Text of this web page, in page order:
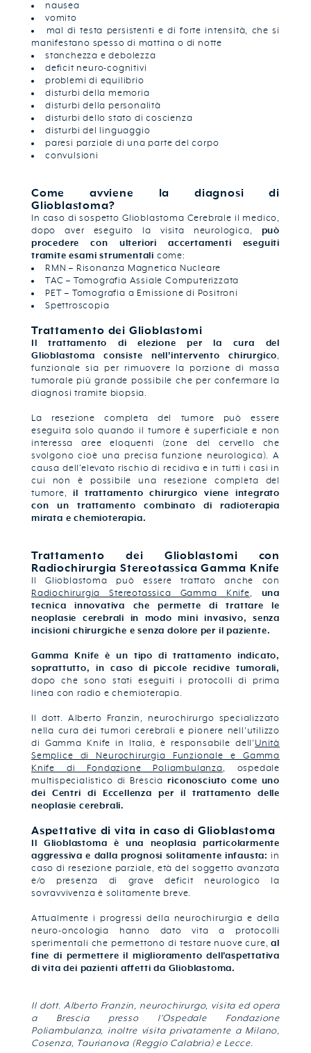
nausea
vomito
mal di testa persistenti e di forte intensità, che si
manifestano spesso di mattina o di notte
stanchezza e debolezza
deficit neuro-cognitivi
problemi di equilibrio
disturbi della memoria
disturbi della personalità
disturbi dello stato di coscienza
disturbi del linguaggio
paresi parziale di una parte del corpo
convulsioni
Come avviene la diagnosi di
Glioblastoma?
In caso di sospetto Glioblastoma Cerebrale il medico,
dopo aver eseguito la visita neurologica, può
procedere con ulteriori accertamenti eseguiti
tramite esami strumentali come:
RMN – Risonanza Magnetica Nucleare
TAC – Tomografia Assiale Computerizzata
PET – Tomografia a Emissione di Positroni
Spettroscopia
Trattamento dei Glioblastomi
Il trattamento di elezione per la cura del
Glioblastoma consiste nell'intervento chirurgico,
funzionale sia per rimuovere la porzione di massa
tumorale più grande possibile che per confermare la
diagnosi tramite biopsia.
La resezione completa del tumore può essere
eseguita solo quando il tumore è superficiale e non
interessa aree eloquenti (zone del cervello che
svolgono cioè una precisa funzione neurologica). A
causa dell’elevato rischio di recidiva e in tutti i casi in
cui non è possibile una resezione completa del
tumore,
il trattamento chirurgico viene integrato
con un trattamento combinato di radioterapia
mirata e chemioterapia.
Trattamento dei Glioblastomi con
Radiochirurgia Stereotassica Gamma Knife
Il Glioblastoma può essere trattato anche con
Radiochirurgia Stereotassica Gamma Knife, una
tecnica innovativa che permette di trattare le
neoplasie cerebrali in modo mini invasivo, senza
incisioni chirurgiche e senza dolore per il paziente.
Gamma Knife è un tipo di trattamento indicato,
soprattutto, in caso di piccole recidive tumorali,
dopo che sono stati eseguiti i protocolli di prima
linea con radio e chemioterapia.
Il dott. Alberto Franzin, neurochirurgo specializzato
nella cura dei tumori cerebrali e pionere nell'utilizzo
di Gamma Knife in Italia, è responsabile dell’ Unità
Semplice di Neurochirurgia Funzionale e Gamma
Knife di Fondazione Poliambulanza, ospedale
multispecialistico di Bresciariconosciuto come uno
dei Centri di Eccellenza per il trattamento delle
neoplasie cerebrali.
Aspettative di vita in caso di Glioblastoma
Il Glioblastoma è una neoplasia particolarmente
aggressiva e dalla prognosi solitamente infausta: in
caso di resezione parziale, età del soggetto avanzata
e/o presenza di grave deficit neurologico la
sovravvivenza è solitamente breve.
Attualmente i progressi della neurochirurgia e della
neuro-oncologia hanno dato vita a protocolli
sperimentali che permettono di testare nuove cure,al
fine di permettere il miglioramento dell’aspettativa
di vita dei pazienti affetti da Glioblastoma.
Il dott. Alberto Franzin, neurochirurgo, visita ed opera
a Brescia presso l’Ospedale Fondazione
Poliambulanza, inoltre visita privatamente a Milano,
Cosenza, Taurianova (Reggio Calabria) e Lecce.